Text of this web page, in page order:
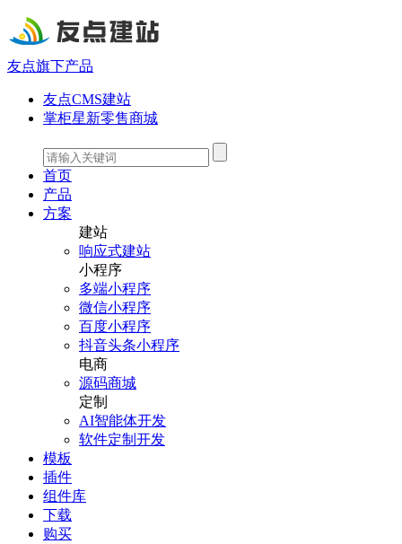
友点旗下产品
友点CMS建站
掌柜星新零售商城
首页
产品
方案
建站
响应式建站
小程序
多端小程序
微信小程序
百度小程序
抖音头条小程序
电商
源码商城
定制
AI智能体开发
软件定制开发
模板
插件
组件库
下载
购买